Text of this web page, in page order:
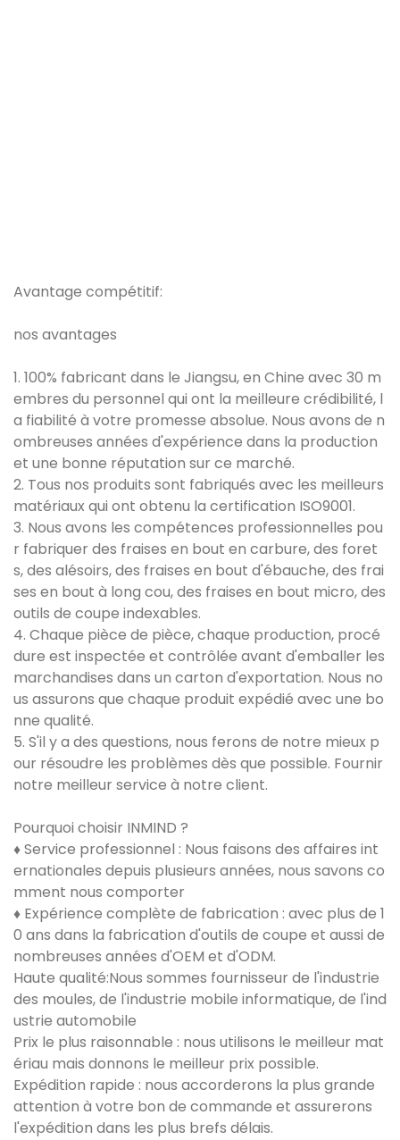
Avantage compétitif:
nos avantages
1. 100% fabricant dans le Jiangsu, en Chine avec 30 m
embres du personnel qui ont la meilleure crédibilité, l
a fiabilité à votre promesse absolue. Nous avons de n
ombreuses années d'expérience dans la production
et une bonne réputation sur ce marché.
2. Tous nos produits sont fabriqués avec les meilleurs
matériaux qui ont obtenu la certification ISO9001.
3. Nous avons les compétences professionnelles pou
r fabriquer des fraises en bout en carbure, des foret
s, des alésoirs, des fraises en bout d'ébauche, des frai
ses en bout à long cou, des fraises en bout micro, des
outils de coupe indexables.
4. Chaque pièce de pièce, chaque production, procé
dure est inspectée et contrôlée avant d'emballer les
marchandises dans un carton d'exportation. Nous no
us assurons que chaque produit expédié avec une bo
nne qualité.
5. S'il y a des questions, nous ferons de notre mieux p
our résoudre les problèmes dès que possible. Fournir
notre meilleur service à notre client.
Pourquoi choisir INMIND ?
♦ Service professionnel : Nous faisons des affaires int
ernationales depuis plusieurs années, nous savons co
mment nous comporter
♦ Expérience complète de fabrication : avec plus de 1
0 ans dans la fabrication d'outils de coupe et aussi de
nombreuses années d'OEM et d'ODM.
Haute qualité:Nous sommes fournisseur de l'industrie
des moules, de l'industrie mobile informatique, de l'ind
ustrie automobile
Prix ​​le plus raisonnable : nous utilisons le meilleur mat
ériau mais donnons le meilleur prix possible.
Expédition rapide : nous accorderons la plus grande
attention à votre bon de commande et assurerons
l'expédition dans les plus brefs délais.